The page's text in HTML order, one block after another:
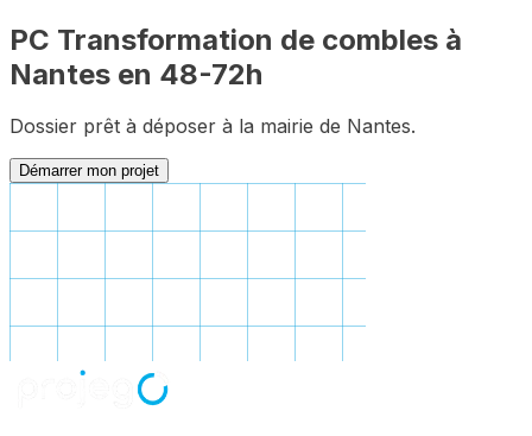
PC Transformation de combles à
Nantes en 48-72h
Dossier prêt à déposer à la mairie de Nantes.
Démarrer mon projet